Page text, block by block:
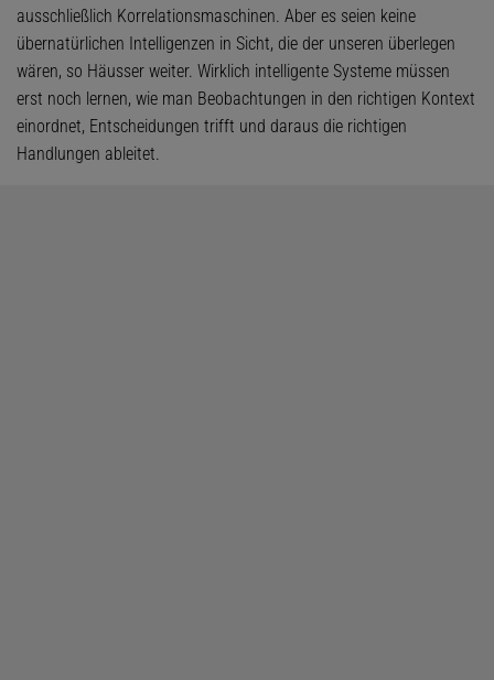
ausschließlich Korrelationsmaschinen. Aber es seien keine
übernatürlichen Intelligenzen in Sicht, die der unseren überlegen
wären, so Häusser weiter. Wirklich intelligente Systeme müssen
erst noch lernen, wie man Beobachtungen in den richtigen Kontext
einordnet, Entscheidungen trifft und daraus die richtigen
Handlungen ableitet.